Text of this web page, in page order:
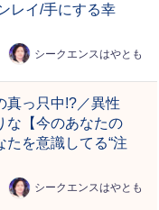
レイ/手にする幸
シークエンスはやとも
真っ只中!?／異性
な【今のあなたの
を意識してる“注
シークエンスはやとも